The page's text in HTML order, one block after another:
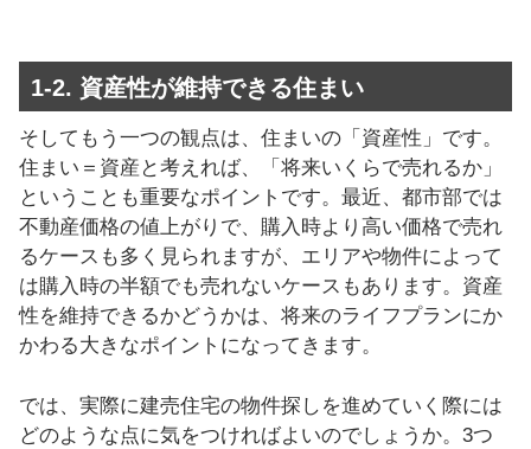
1-2. 資産性が維持できる住まい
そしてもう一つの観点は、住まいの「資産性」です。
住まい＝資産と考えれば、「将来いくらで売れるか」
ということも重要なポイントです。最近、都市部では
不動産価格の値上がりで、購入時より高い価格で売れ
るケースも多く見られますが、エリアや物件によって
は購入時の半額でも売れないケースもあります。資産
性を維持できるかどうかは、将来のライフプランにか
かわる大きなポイントになってきます。
では、実際に建売住宅の物件探しを進めていく際には
どのような点に気をつければよいのでしょうか。3つ